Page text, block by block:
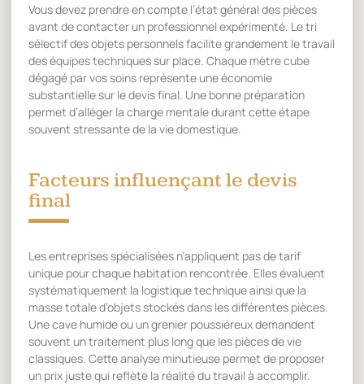
Vous devez prendre en compte l’état général des pièces
avant de contacter un professionnel expérimenté. Le tri
sélectif des objets personnels facilite grandement le travail
des équipes techniques sur place. Chaque mètre cube
dégagé par vos soins représente une économie
substantielle sur le devis final. Une bonne préparation
permet d’alléger la charge mentale durant cette étape
souvent stressante de la vie domestique.
Facteurs influençant le devis
final
Les entreprises spécialisées n’appliquent pas de tarif
unique pour chaque habitation rencontrée. Elles évaluent
systématiquement la logistique technique ainsi que la
masse totale d’objets stockés dans les différentes pièces.
Une cave humide ou un grenier poussiéreux demandent
souvent un traitement plus long que les pièces de vie
classiques. Cette analyse minutieuse permet de proposer
un prix juste qui reflète la réalité du travail à accomplir.